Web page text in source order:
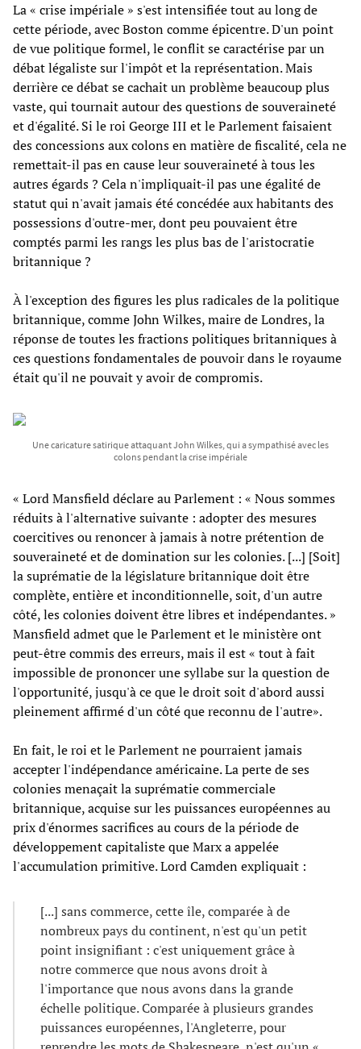
La « crise impériale » s'est intensifiée tout au long de
cette période, avec Boston comme épicentre. D'un point
de vue politique formel, le conflit se caractérise par un
débat légaliste sur l'impôt et la représentation. Mais
derrière ce débat se cachait un problème beaucoup plus
vaste, qui tournait autour des questions de souveraineté
et d'égalité. Si le roi George III et le Parlement faisaient
des concessions aux colons en matière de fiscalité, cela ne
remettait-il pas en cause leur souveraineté à tous les
autres égards ? Cela n'impliquait-il pas une égalité de
statut qui n'avait jamais été concédée aux habitants des
possessions d'outre-mer, dont peu pouvaient être
comptés parmi les rangs les plus bas de l'aristocratie
britannique ?
À l'exception des figures les plus radicales de la politique
britannique, comme John Wilkes, maire de Londres, la
réponse de toutes les fractions politiques britanniques à
ces questions fondamentales de pouvoir dans le royaume
était qu'il ne pouvait y avoir de compromis.
Une caricature satirique attaquant John Wilkes, qui a sympathisé avec les
colons pendant la crise impériale
« Lord Mansfield déclare au Parlement : « Nous sommes
réduits à l'alternative suivante : adopter des mesures
coercitives ou renoncer à jamais à notre prétention de
souveraineté et de domination sur les colonies. [...] [Soit]
la suprématie de la législature britannique doit être
complète, entière et inconditionnelle, soit, d'un autre
côté, les colonies doivent être libres et indépendantes. »
Mansfield admet que le Parlement et le ministère ont
peut-être commis des erreurs, mais il est « tout à fait
impossible de prononcer une syllabe sur la question de
l'opportunité, jusqu'à ce que le droit soit d'abord aussi
pleinement affirmé d'un côté que reconnu de l'autre».
En fait, le roi et le Parlement ne pourraient jamais
accepter l'indépendance américaine. La perte de ses
colonies menaçait la suprématie commerciale
britannique, acquise sur les puissances européennes au
prix d'énormes sacrifices au cours de la période de
développement capitaliste que Marx a appelée
l'accumulation primitive. Lord Camden expliquait :
[...] sans commerce, cette île, comparée à de
nombreux pays du continent, n'est qu'un petit
point insignifiant : c'est uniquement grâce à
notre commerce que nous avons droit à
l'importance que nous avons dans la grande
échelle politique. Comparée à plusieurs grandes
puissances européennes, l'Angleterre, pour